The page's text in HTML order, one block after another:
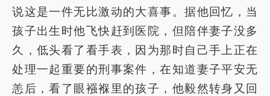
说这是一件无比激动的大喜事。据他回忆，当
孩子出生时他飞快赶到医院，但陪伴妻子没多
久，低头看了看手表，因为那时自己手上正在
处理一起重要的刑事案件，在知道妻子平安无
恙后，看了眼襁褓里的孩子，他毅然转身又回